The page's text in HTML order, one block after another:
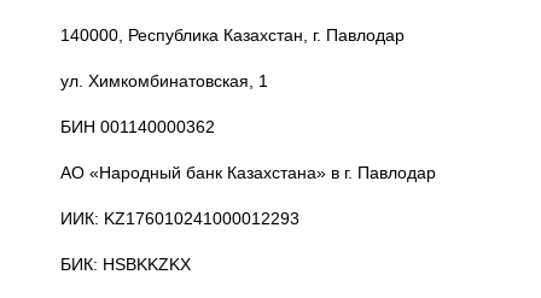
140000, Республика Казахстан, г. Павлодар
ул. Химкомбинатовская, 1
БИН 001140000362
АО «Народный банк Казахстана» в г. Павлодар
ИИК: KZ176010241000012293
БИК: HSBKKZKX